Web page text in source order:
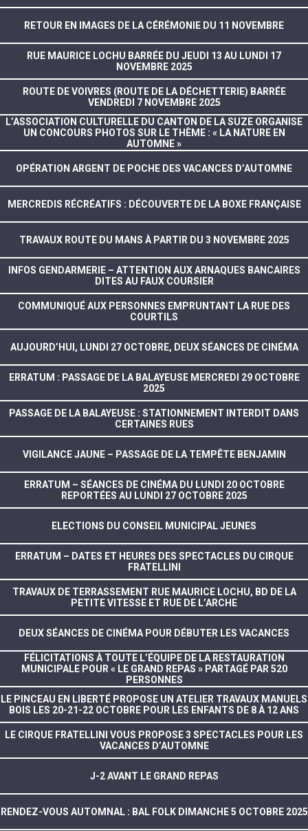
RETOUR EN IMAGES DE LA CÉRÉMONIE DU 11 NOVEMBRE
RUE MAURICE LOCHU BARRÉE DU JEUDI 13 AU LUNDI 17
NOVEMBRE 2025
ROUTE DE VOIVRES (ROUTE DE LA DÉCHETTERIE) BARRÉE
VENDREDI 7 NOVEMBRE 2025
L’ASSOCIATION CULTURELLE DU CANTON DE LA SUZE ORGANISE
UN CONCOURS PHOTOS SUR LE THÈME : « LA NATURE EN
AUTOMNE »
OPÉRATION ARGENT DE POCHE DES VACANCES D’AUTOMNE
MERCREDIS RÉCRÉATIFS : DÉCOUVERTE DE LA BOXE FRANÇAISE
TRAVAUX ROUTE DU MANS À PARTIR DU 3 NOVEMBRE 2025
INFOS GENDARMERIE – ATTENTION AUX ARNAQUES BANCAIRES
DITES AU FAUX COURSIER
COMMUNIQUÉ AUX PERSONNES EMPRUNTANT LA RUE DES
COURTILS
AUJOURD’HUI, LUNDI 27 OCTOBRE, DEUX SÉANCES DE CINÉMA
ERRATUM : PASSAGE DE LA BALAYEUSE MERCREDI 29 OCTOBRE
2025
PASSAGE DE LA BALAYEUSE : STATIONNEMENT INTERDIT DANS
CERTAINES RUES
VIGILANCE JAUNE – PASSAGE DE LA TEMPÊTE BENJAMIN
ERRATUM – SÉANCES DE CINÉMA DU LUNDI 20 OCTOBRE
REPORTÉES AU LUNDI 27 OCTOBRE 2025
ELECTIONS DU CONSEIL MUNICIPAL JEUNES
ERRATUM – DATES ET HEURES DES SPECTACLES DU CIRQUE
FRATELLINI
TRAVAUX DE TERRASSEMENT RUE MAURICE LOCHU, BD DE LA
PETITE VITESSE ET RUE DE L’ARCHE
DEUX SÉANCES DE CINÉMA POUR DÉBUTER LES VACANCES
FÉLICITATIONS À TOUTE L’ÉQUIPE DE LA RESTAURATION
MUNICIPALE POUR « LE GRAND REPAS » PARTAGÉ PAR 520
PERSONNES
LE PINCEAU EN LIBERTÉ PROPOSE UN ATELIER TRAVAUX MANUELS
BOIS LES 20-21-22 OCTOBRE POUR LES ENFANTS DE 8 À 12 ANS
LE CIRQUE FRATELLINI VOUS PROPOSE 3 SPECTACLES POUR LES
VACANCES D’AUTOMNE
J-2 AVANT LE GRAND REPAS
RENDEZ-VOUS AUTOMNAL : BAL FOLK DIMANCHE 5 OCTOBRE 2025